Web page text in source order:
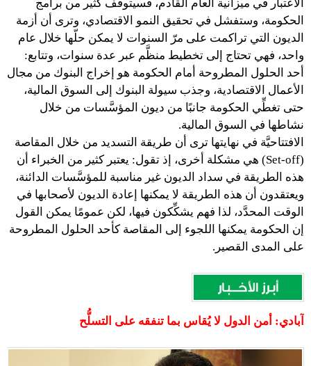
الاعتبار في ميزانية العام القادم، فسيتوقف كثير من برامج
الحكومة، وستفشل في تحقيق النمو الاقتصادي، وترى أن أزمة
الديون التي تراكمت على مرّ السنوات لا يمكن حلّها خلال عام
واحد، فهي تحتاج إلى تخطيط منظَّم عبر عدة سنوات، وتتابع:
أحد الحلول المطروحة أمام الحكومة هو إخراج البنوك من مجال
الأعمال الاقتصادية، وجذب سيولة البنوك إلى السوق المالية،
حتى تغطِّي الحكومة جانبًا من ديون المؤسَّسات من خلال
نشاطها في السوق المالية.
الافتتاحيَّة في نهايتها ترى أن طريقة التسديد من خلال المقاصة
(Set-off) هي مشكلة أخرى، إذ تقول: يعتبر كثير من الخبراء أن
هذه الطريقة في سداد الديون غير مناسبة للمؤسَّسات الدائنة،
ويعتقدون أن هذه الطريقة لا يمكنها إعادة الديون لأصحابها في
الوقت المحدَّد، لذا فهم يشكِّكون فيها، لكن عمومًا يمكن القول
إن الحكومة يمكنها اللجوء إلى المقاصة كأحد الحلول المطروحة
على المدى القصير.
آبادي: أمن الدول لا يُقاس بما تنفقه على التسلُّح